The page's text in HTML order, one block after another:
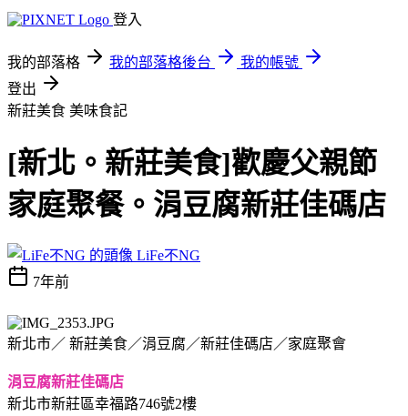
登入
我的部落格 我的部落格後台
我的帳號
登出
新莊美食 美味食記
[新北。新莊美食]歡慶父親節
家庭聚餐。涓豆腐新莊佳碼店
LiFe不NG
7年前
新北市／ 新莊美食／涓豆腐／新莊佳碼店／家庭聚會
涓豆腐新莊佳碼店
新北市新莊區幸福路746號2樓